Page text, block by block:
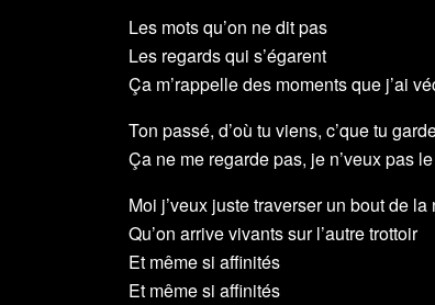
Les mots qu’on ne dit pas
Les regards qui s’égarent
Ça m’rappelle des moments que j’ai
Ton passé, d’où tu viens, c’que tu
Ça ne me regarde pas, je n’veux pas
Moi j’veux juste traverser un bout de la
Qu’on arrive vivants sur l’autre trottoir
Et même si affinités
Et même si affinités